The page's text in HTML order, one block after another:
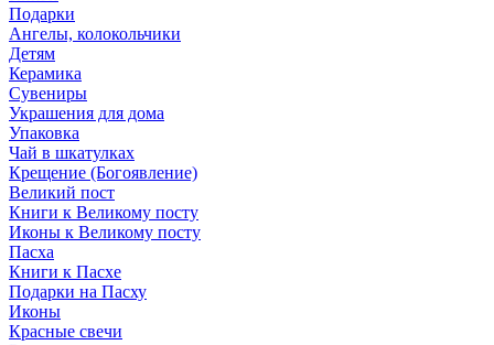
Подарки
Ангелы, колокольчики
Детям
Керамика
Сувениры
Украшения для дома
Упаковка
Чай в шкатулках
Крещение (Богоявление)
Великий пост
Книги к Великому посту
Иконы к Великому посту
Пасха
Книги к Пасхе
Подарки на Пасху
Иконы
Красные свечи